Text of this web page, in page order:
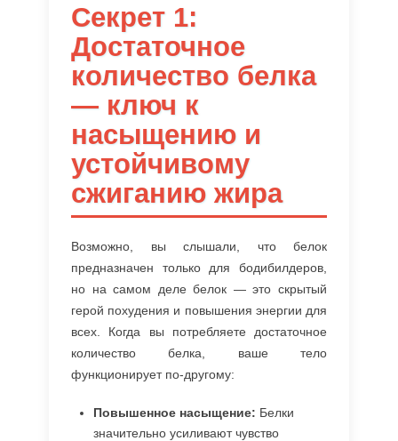
Секрет 1:
Достаточное
количество белка
— ключ к
насыщению и
устойчивому
сжиганию жира
Возможно, вы слышали, что белок
предназначен только для бодибилдеров,
но на самом деле белок — это скрытый
герой похудения и повышения энергии для
всех. Когда вы потребляете достаточное
количество белка, ваше тело
функционирует по-другому:
Повышенное насыщение: Белки
значительно усиливают чувство